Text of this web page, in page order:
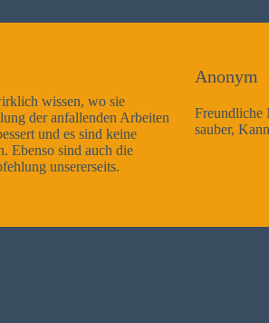
Freundliche Mitarbeiter, Arbeitsausführung
sauber, Kann ich nur weiterempfehlen